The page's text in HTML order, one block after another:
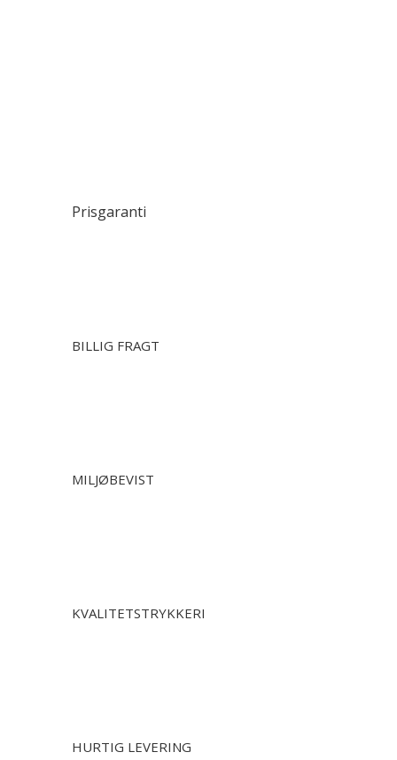
Prisgaranti
BILLIG FRAGT
MILJØBEVIST
KVALITETSTRYKKERI
HURTIG LEVERING